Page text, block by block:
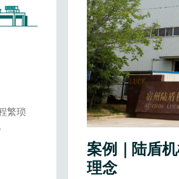
繁琐
案例｜陆盾
理念